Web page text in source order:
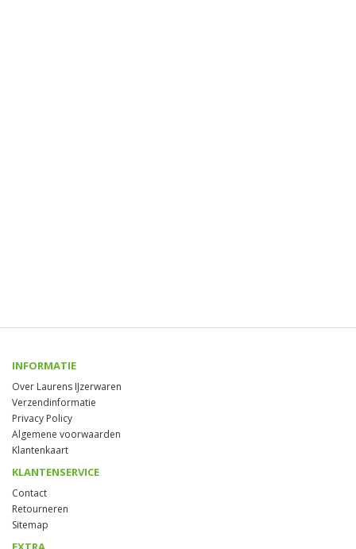
INFORMATIE
Over Laurens IJzerwaren
Verzendinformatie
Privacy Policy
Algemene voorwaarden
Klantenkaart
KLANTENSERVICE
Contact
Retourneren
Sitemap